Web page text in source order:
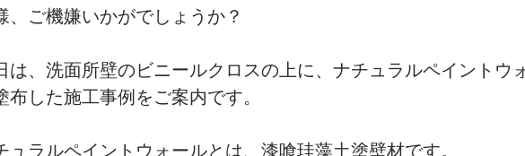
よい距離感で心地よく暮らす家
、ご機嫌いかがでしょうか？
は、洗面所壁のビニールクロスの上に、ナチュラルペイントウ
布した施工事例をご案内です。
ュラルペイントウォールとは、漆喰珪藻土塗壁材です。